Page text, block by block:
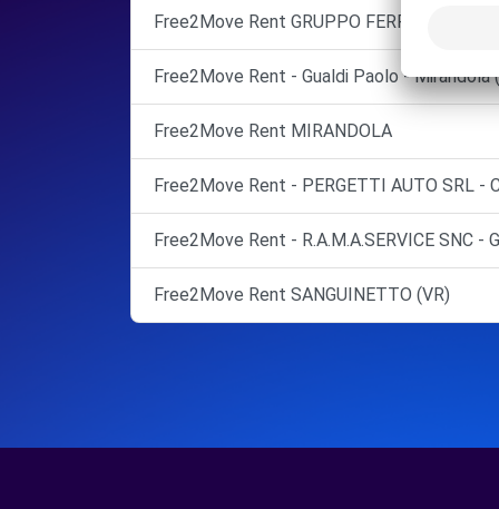
Free2Move Rent GRUPPO FERRARI SRL
Free2Move Rent - Gualdi Paolo - Mirandola
Free2Move Rent MIRANDOLA
Free2Move Rent - PERGETTI AUTO SRL -
Free2Move Rent - R.A.M.A.SERVICE SNC -
Free2Move Rent SANGUINETTO (VR)